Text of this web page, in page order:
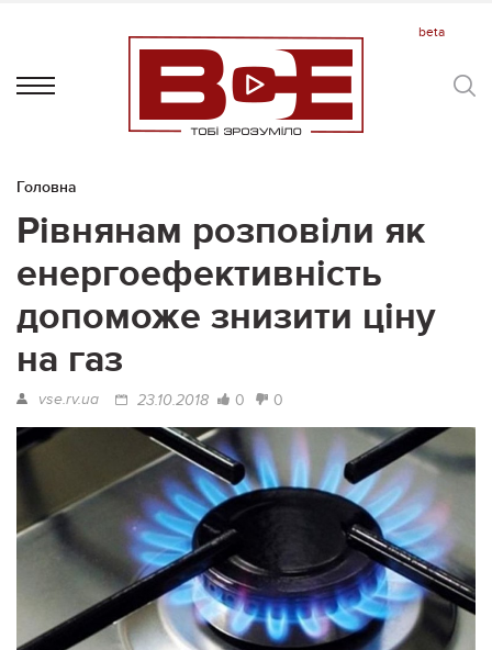
Головна
Рівнянам розповіли як
енергоефективність
допоможе знизити ціну
на газ
vse.rv.ua 23.10.2018 0 0